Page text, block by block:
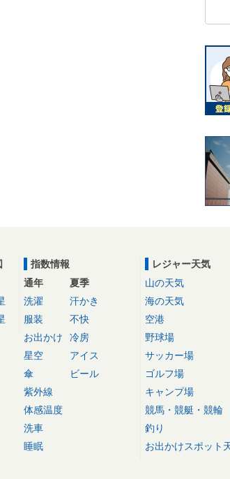
指数情報
通年
洗濯
服装
お出かけ
星空
傘
紫外線
体感温度
洗車
睡眠
夏季
汗かき
不快
冷房
アイス
ビール
レジャー天気
山の天気
海の天気
空港
野球場
サッカー場
ゴルフ場
キャンプ場
競馬・競艇・競輪
釣り
お出かけスポット